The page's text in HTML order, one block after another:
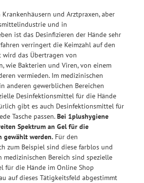
und Arztpraxen, aber
und in
ist das Desinfizieren der Hände sehr
verringert die Keimzahl auf den
wird das Übertragen von
wie Bakterien und Viren, von einem
vermieden. Im medizinischen
anderen gewerblichen Bereichen
Desinfektionsmittel für die Hände
gibt es auch Desinfektionsmittel für
Tasche passen.Bei 1plushygiene
Spektrum an Gel für die
gewählt werden. Für den
zum Beispiel sind diese farblos und
medizinischen Bereich sind spezielle
für die Hände im Online Shop
auf dieses Tätigkeitsfeld abgestimmt